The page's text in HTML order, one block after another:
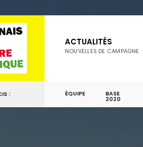
ACTUALITÉS
NOUVELLES DE CAMPAGNE
: ÉQUIPE BASE
2020